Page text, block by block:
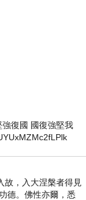
復國 國復強堅我
故，入大涅槃者得見
德。佛性亦爾，悉